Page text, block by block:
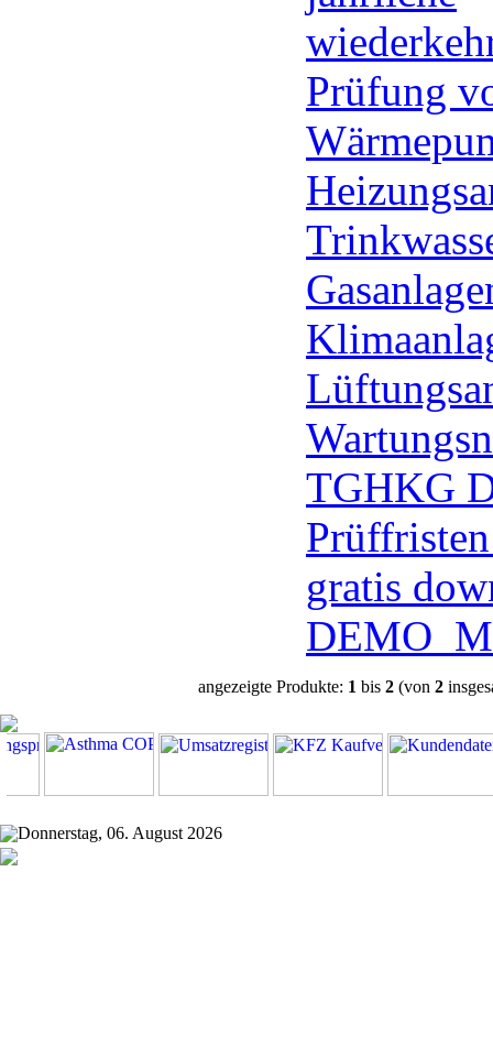
Prüfung
TGHKG
gratis
DEMO
angezeigte Produkte: 1 bis 2 (von 2
Donnerstag, 06. August 2026